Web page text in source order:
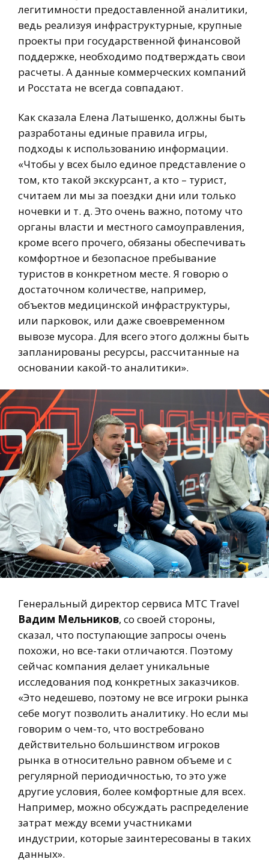
легитимности предоставленной аналитики,
ведь реализуя инфраструктурные, крупные
проекты при государственной финансовой
поддержке, необходимо подтверждать свои
расчеты. А данные коммерческих компаний
и Росстата не всегда совпадают.
Как сказала Елена Латышенко, должны быть
разработаны единые правила игры,
подходы к использованию информации.
«Чтобы у всех было единое представление о
том, кто такой экскурсант, а кто – турист,
считаем ли мы за поездки дни или только
ночевки и т. д. Это очень важно, потому что
органы власти и местного самоуправления,
кроме всего прочего, обязаны обеспечивать
комфортное и безопасное пребывание
туристов в конкретном месте. Я говорю о
достаточном количестве, например,
объектов медицинской инфраструктуры,
или парковок, или даже своевременном
вывозе мусора. Для всего этого должны быть
запланированы ресурсы, рассчитанные на
основании какой-то аналитики».
Генеральный директор сервиса MTC Travel
Вадим Мельников, со своей стороны,
сказал, что поступающие запросы очень
похожи, но все-таки отличаются. Поэтому
сейчас компания делает уникальные
исследования под конкретных заказчиков.
«Это недешево, поэтому не все игроки рынка
себе могут позволить аналитику. Но если мы
говорим о чем-то, что востребовано
действительно большинством игроков
рынка в относительно равном объеме и с
регулярной периодичностью, то это уже
другие условия, более комфортные для всех.
Например, можно обсуждать распределение
затрат между всеми участниками
индустрии, которые заинтересованы в таких
данных».